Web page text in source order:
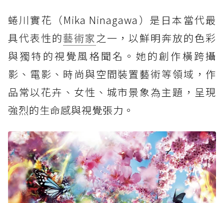
蜷川實花（Mika Ninagawa）是日本當代最
具代表性的藝術家之一，以鮮明奔放的色彩
與獨特的視覺風格聞名。她的創作橫跨攝
影、電影、時尚與空間裝置藝術等領域，作
品常以花卉、女性、城市景象為主題，呈現
強烈的生命感與視覺張力。